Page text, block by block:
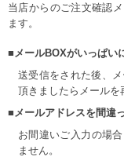
当店からのご注文確認
ます。
■メールBOXがいっぱい
送受信をされた後、
頂きましたらメールを
■メールアドレスを間違
お間違いご入力の場
ません。